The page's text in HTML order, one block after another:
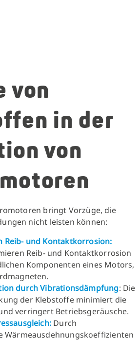
von
in der
von
bringt Vorzüge, die
nicht leisten können:
Reib- und Kontaktkorrosion:
Reib- und Kontaktkorrosion
Komponenten eines Motors,
durch Vibrationsdämpfung: Die
der Klebstoffe minimiert die
verringert Betriebsgeräusche.
Durch
Wärmeausdehnungskoeffizienten